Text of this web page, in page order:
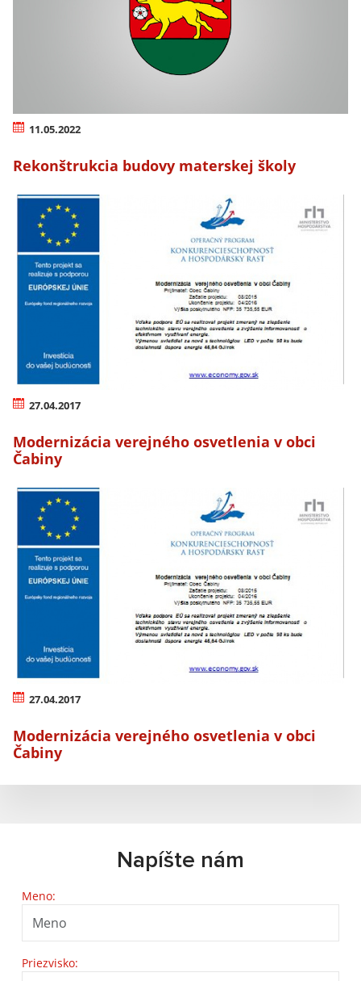
11.05.2022
Rekonštrukcia budovy materskej školy
27.04.2017
Modernizácia verejného osvetlenia v obci
Čabiny
27.04.2017
Modernizácia verejného osvetlenia v obci
Čabiny
Napíšte nám
Meno:
Priezvisko: